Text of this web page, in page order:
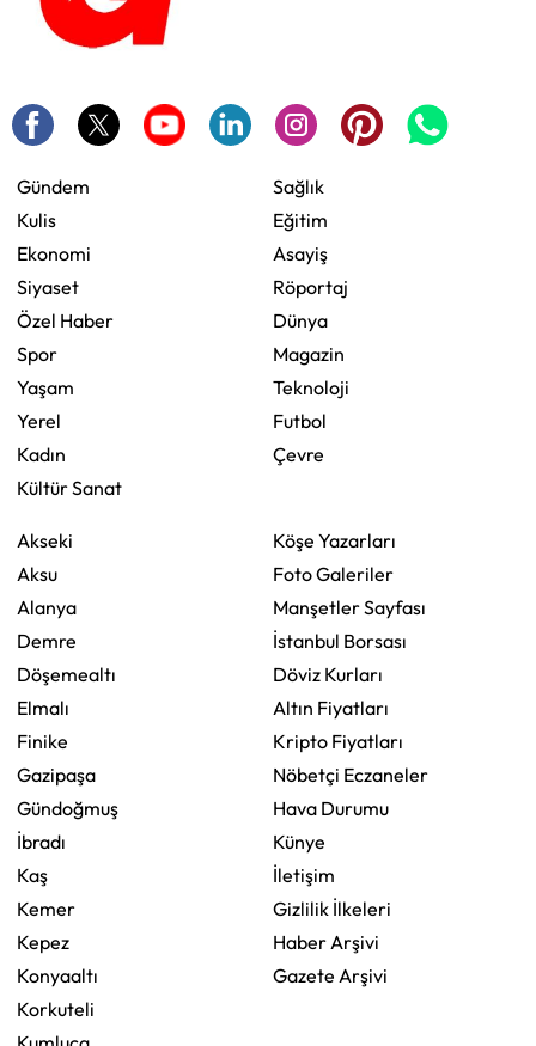
Gündem
Kulis
Ekonomi
Siyaset
Özel Haber
Spor
Yaşam
Yerel
Kadın
Kültür Sanat
Sağlık
Eğitim
Asayiş
Röportaj
Dünya
Magazin
Teknoloji
Futbol
Çevre
Akseki
Aksu
Alanya
Demre
Döşemealtı
Elmalı
Finike
Gazipaşa
Gündoğmuş
İbradı
Kaş
Kemer
Kepez
Konyaaltı
Korkuteli
Köşe Yazarları
Foto Galeriler
Manşetler Sayfası
İstanbul Borsası
Döviz Kurları
Altın Fiyatları
Kripto Fiyatları
Nöbetçi Eczaneler
Hava Durumu
Künye
İletişim
Gizlilik İlkeleri
Haber Arşivi
Gazete Arşivi